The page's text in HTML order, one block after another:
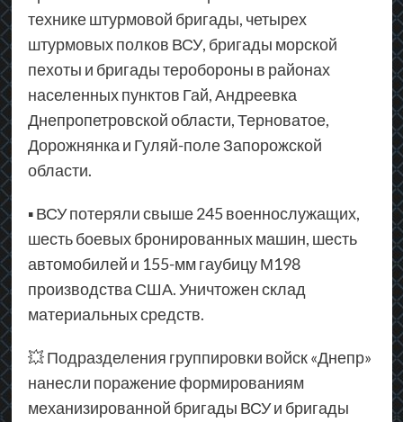
технике штурмовой бригады, четырех
штурмовых полков ВСУ, бригады морской
пехоты и бригады теробороны в районах
населенных пунктов Гай, Андреевка
Днепропетровской области, Терноватое,
Дорожнянка и Гуляй-поле Запорожской
области.
▪ ВСУ потеряли свыше 245 военнослужащих,
шесть боевых бронированных машин, шесть
автомобилей и 155-мм гаубицу М198
производства США. Уничтожен склад
материальных средств.
💥 Подразделения группировки войск «Днепр»
нанесли поражение формированиям
механизированной бригады ВСУ и бригады